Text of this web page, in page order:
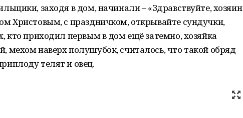
заходя в дом, начинали – «Здравствуйте, хозяин
Христовым, с праздничком, открывайте сундучки,
кто приходил первым в дом ещё затемно, хозяйка
мехом наверх полушубок, считалось, что такой обряд
телят и овец.